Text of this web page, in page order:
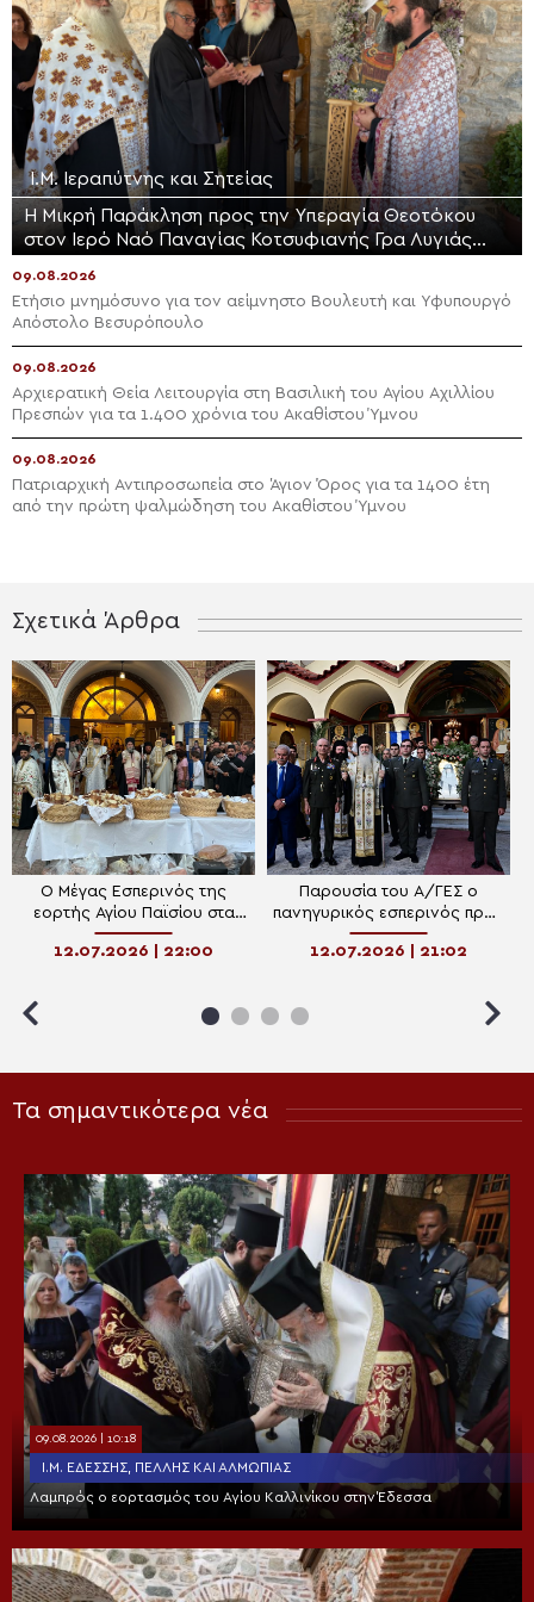
Ι.Μ. Ιεραπύτνης και Σητείας
Η Μικρή Παράκληση προς την Υπεραγία Θεοτόκου
στον Ιερό Ναό Παναγίας Κοτσυφιανής Γρα Λυγιάς
09.08.2026
Ετήσιο μνημόσυνο για τον αείμνηστο Bουλευτή και Υφυπουργό
Απόστολο Βεσυρόπουλο
09.08.2026
Αρχιερατική Θεία Λειτουργία στη Βασιλική του Αγίου Αχιλλίου
Πρεσπών για τα 1.400 χρόνια του Ακαθίστου Ύμνου
09.08.2026
Πατριαρχική Αντιπροσωπεία στο Άγιον Όρος για τα 1400 έτη
από την πρώτη ψαλμώδηση του Ακαθίστου Ύμνου
Σχετικά Άρθρα
Ο Μέγας Εσπερινός της
εορτής Αγίου Παϊσίου στα
Ιωάννινα
12.07.2026 | 22:00
Παρουσία του Α/ΓΕΣ ο
πανηγυρικός εσπερινός προς
τιμήν του Αγίου Παϊσίου,
Προστάτη του Όπλου των
12.07.2026 | 21:02
Τα σημαντικότερα νέα
09.08.2026 | 10:18
Ι.Μ. ΕΔΈΣΣΗΣ, ΠΈΛΛΗΣ ΚΑΙ ΑΛΜΩΠΊΑΣ
Λαμπρός ο εορτασμός του Αγίου Καλλινίκου στην Έδεσσα